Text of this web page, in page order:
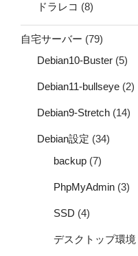
ドラレコ (8)
自宅サーバー (79)
Debian10-Buster (5)
Debian11-bullseye (2)
Debian9-Stretch (14)
Debian設定 (34)
backup (7)
PhpMyAdmin (3)
SSD (4)
デスクトップ環境